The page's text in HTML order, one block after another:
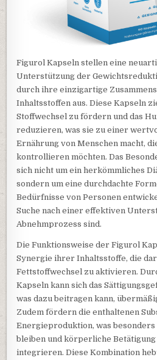
Figurol Kapseln stellen eine
Unterstützung der
durch ihre einzigartige
Inhaltsstoffen aus. Diese Kapseln
Stoffwechsel zu fördern und das
reduzieren, was sie zu einer
Ernährung von Menschen macht,
kontrollieren möchten. Das
sich nicht um ein herkömmliches
sondern um eine durchdachte
Bedürfnisse von Personen
Suche nach einer effektiven
Abnehmprozess sind.
Die Funktionsweise der Figurol
Synergie ihrer Inhaltsstoffe, die
Fettstoffwechsel zu aktivieren.
Kapseln kann sich das
was dazu beitragen kann,
Zudem fördern die enthaltenen
Energieproduktion, was
bleiben und körperliche Betätigung
integrieren. Diese Kombination